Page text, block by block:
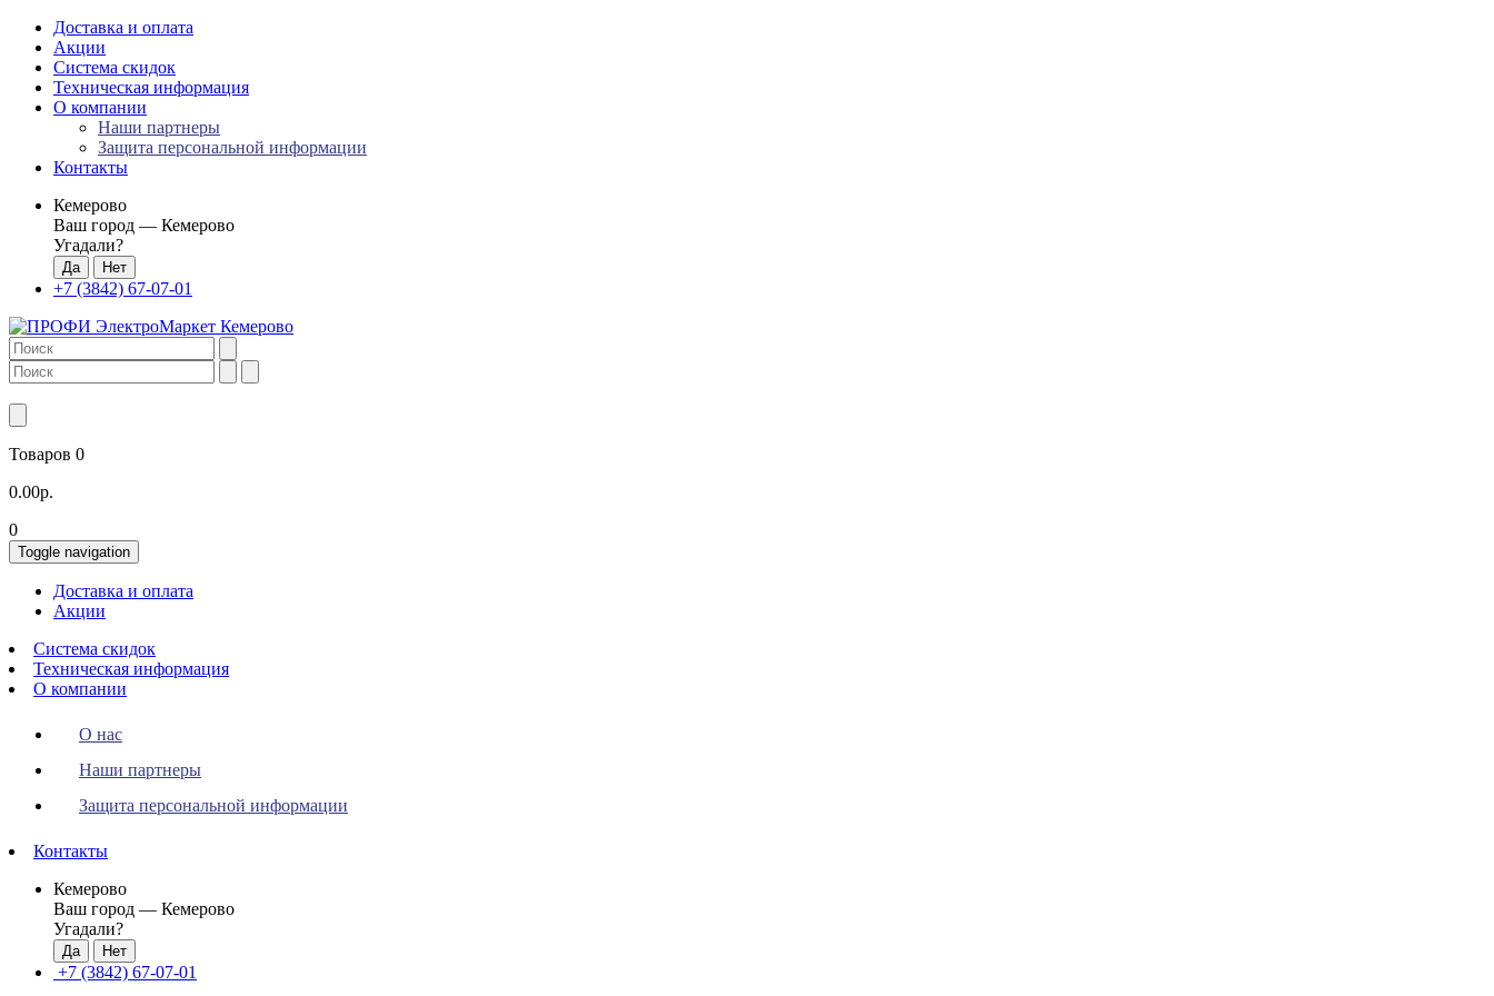
Доставка и оплата
Акции
Система скидок
Техническая информация
О компании
Наши партнеры
Защита персональной информации
Контакты
Кемерово
Ваш город — Кемерово
Угадали?
+7 (3842) 67-07-01
Товаров 0
0.00р.
0
Toggle navigation
Доставка и оплата
Акции
Система скидок
Техническая информация
О компании
О нас
Наши партнеры
Защита персональной информации
Контакты
Кемерово
Ваш город — Кемерово
Угадали?
+7 (3842) 67-07-01